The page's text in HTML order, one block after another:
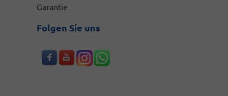
Garantie
Folgen Sie uns